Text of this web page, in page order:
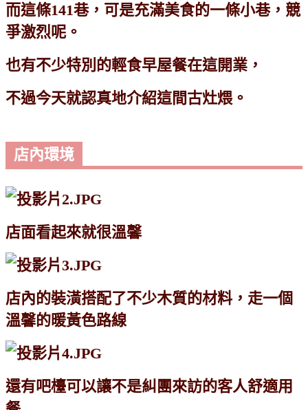
而這條141巷，可是充滿美食的一條小巷，競
爭激烈呢。
也有不少特別的輕食早屋餐在這開業，
不過今天就認真地介紹這間古灶煨。
店內環境
店面看起來就很溫馨
店內的裝潢搭配了不少木質的材料，走一個
溫馨的暖黃色路線
還有吧檯可以讓不是糾團來訪的客人舒適用